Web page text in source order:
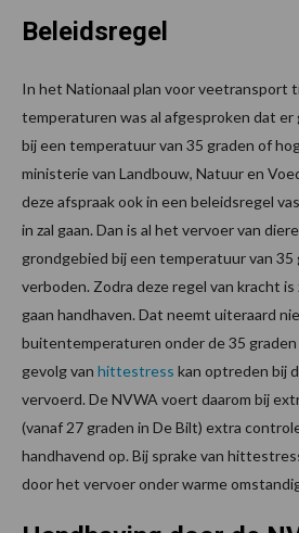
Beleidsregel
In het Nationaal plan voor veetransport
temperaturen was al afgesproken dat er
bij een temperatuur van 35 graden of
ministerie van Landbouw, Natuur en
deze afspraak ook in een beleidsregel
in zal gaan. Dan is al het vervoer van
grondgebied bij een temperatuur van 35
verboden. Zodra deze regel van kracht
gaan handhaven. Dat neemt uiteraard
buitentemperaturen onder de 35 graden
gevolg van hittestress kan optreden bij
vervoerd. De NVWA voert daarom bij
(vanaf 27 graden in De Bilt) extra
handhavend op. Bij sprake van
door het vervoer onder warme